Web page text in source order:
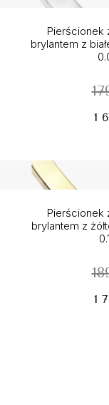
Pierścionek
brylantem z
1
Pierścionek
brylantem z
1